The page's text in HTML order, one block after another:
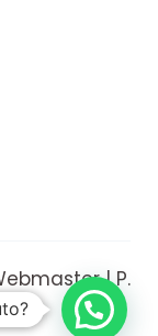
| P.